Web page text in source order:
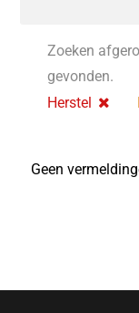
Zoeken
gevonden.
Herstel
Geen